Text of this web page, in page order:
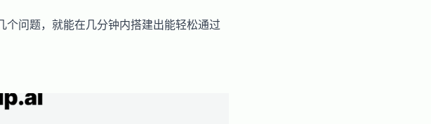
问题，就能在几分钟内搭建出能轻松通过